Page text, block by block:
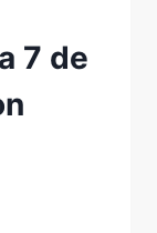
7 de